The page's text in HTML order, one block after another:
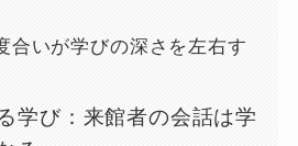
合いが学びの深さを左右す
学び：来館者の会話は学